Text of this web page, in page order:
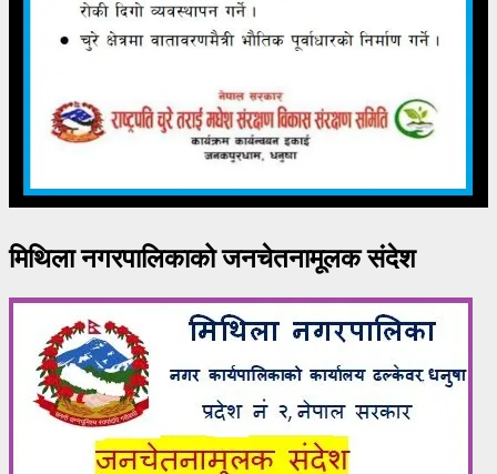
मिथिला नगरपालिकाको जनचेतनामूलक संदेश